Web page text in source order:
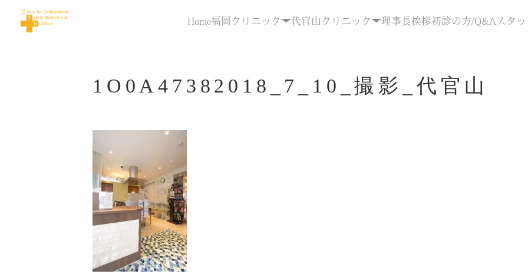
Home福岡クリニック 代官山クリニック 理事長挨拶初診の方/Q&A スタ
1O0A47382018_7_10_撮影_代官山